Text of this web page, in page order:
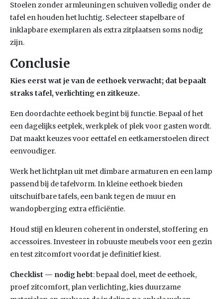
Stoelen zonder armleuningen schuiven volledig onder de
tafel en houden het luchtig. Selecteer stapelbare of
inklapbare exemplaren als extra zitplaatsen soms nodig
zijn.
Conclusie
Kies eerst wat je van de eethoek verwacht; dat bepaalt
straks tafel, verlichting en zitkeuze.
Een doordachte eethoek begint bij functie. Bepaal of het
een dagelijks eetplek, werkplek of plek voor gasten wordt.
Dat maakt keuzes voor eettafel en eetkamerstoelen direct
eenvoudiger.
Werk het lichtplan uit met dimbare armaturen en een lamp
passend bij de tafelvorm. In kleine eethoek bieden
uitschuifbare tafels, een bank tegen de muur en
wandopberging extra efficiëntie.
Houd stijl en kleuren coherent in onderstel, stoffering en
accessoires. Investeer in robuuste meubels voor een gezin
en test zitcomfort voordat je definitief kiest.
Checklist — nodig hebt: bepaal doel, meet de eethoek,
proef zitcomfort, plan verlichting, kies duurzame